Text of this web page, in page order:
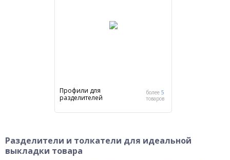
более 5
товаров
Профили для
разделителей
Разделители и толкатели для идеальной
выкладки товара